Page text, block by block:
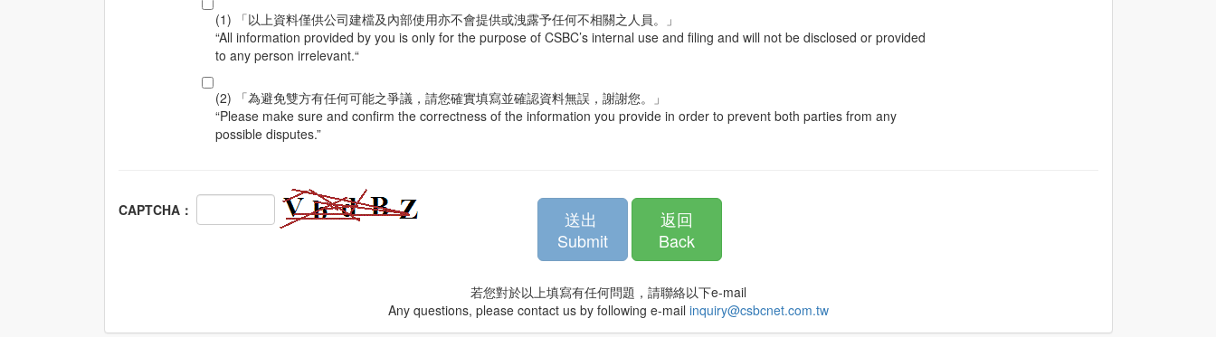
(1) 「以上資料僅供公司建檔及內部使用亦不會提供或洩露予任何不相關之人員。」
“All information provided by you is only for the purpose of CSBC’s internal use and filing and will not be disclosed or provided
to any person irrelevant.“
(2) 「為避免雙方有任何可能之爭議，請您確實填寫並確認資料無誤，謝謝您。」
“Please make sure and confirm the correctness of the information you provide in order to prevent both parties from any
possible disputes.”
CAPTCHA：
送出
Submit
返回
Back
若您對於以上填寫有任何問題，請聯絡以下e-mail
Any questions, please contact us by following e-mail inquiry@csbcnet.com.tw